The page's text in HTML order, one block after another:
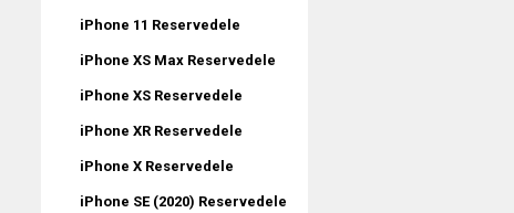
iPhone 11 Reservedele
iPhone XS Max Reservedele
iPhone XS Reservedele
iPhone XR Reservedele
iPhone X Reservedele
iPhone SE (2020) Reservedele